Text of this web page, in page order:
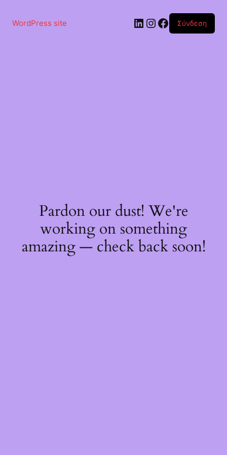
περιεχόμενο
WordPress site Linkedin
Instagram
Facebook
Σύνδεση
Pardon our dust! We're
working on something
amazing — check back soon!